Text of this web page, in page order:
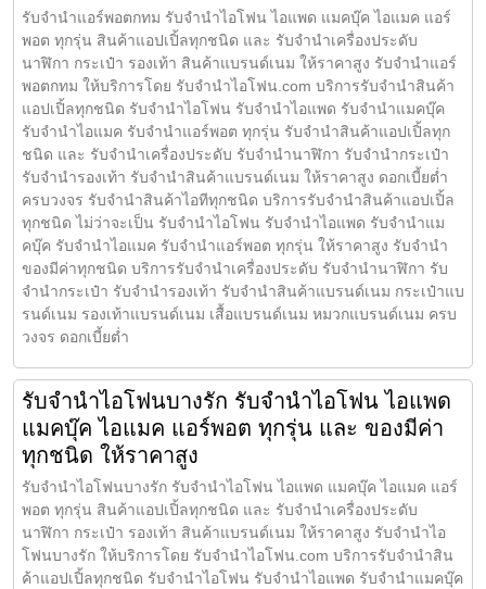
รับจำนำแอร์พอตกทม รับจำนำไอโฟน ไอแพด แมคบุ๊ค ไอแมค แอร์
พอต ทุกรุ่น สินค้าแอปเปิ้ลทุกชนิด และ รับจำนำเครื่องประดับ
นาฬิกา กระเป๋า รองเท้า สินค้าแบรนด์เนม ให้ราคาสูง รับจำนำแอร์
พอตกทม ให้บริการโดย รับจํานําไอโฟน.com บริการรับจำนำสินค้า
แอปเปิ้ลทุกชนิด รับจำนำไอโฟน รับจำนำไอแพด รับจำนำแมคบุ๊ค
รับจำนำไอแมค รับจำนำแอร์พอต ทุกรุ่น รับจำนำสินค้าแอปเปิ้ลทุก
ชนิด และ รับจำนำเครื่องประดับ รับจำนำนาฬิกา รับจำนำกระเป๋า
รับจำนำรองเท้า รับจำนำสินค้าแบรนด์เนม ให้ราคาสูง ดอกเบี้ยต่ำ
ครบวงจร รับจำนำสินค้าไอทีทุกชนิด บริการรับจำนำสินค้าแอปเปิ้ล
ทุกชนิด ไม่ว่าจะเป็น รับจำนำไอโฟน รับจำนำไอแพด รับจำนำแม
คบุ๊ค รับจำนำไอแมค รับจำนำแอร์พอต ทุกรุ่น ให้ราคาสูง รับจำนำ
ของมีค่าทุกชนิด บริการรับจำนำเครื่องประดับ รับจำนำนาฬิกา รับ
จำนำกระเป๋า รับจำนำรองเท้า รับจำนำสินค้าแบรนด์เนม กระเป๋าแบ
รนด์เนม รองเท้าแบรนด์เนม เสื้อแบรนด์เนม หมวกแบรนด์เนม ครบ
วงจร ดอกเบี้ยต่ำ
รับจำนำไอโฟนบางรัก รับจำนำไอโฟน ไอแพด
แมคบุ๊ค ไอแมค แอร์พอต ทุกรุ่น และ ของมีค่า
ทุกชนิด ให้ราคาสูง
รับจำนำไอโฟนบางรัก รับจำนำไอโฟน ไอแพด แมคบุ๊ค ไอแมค แอร์
พอต ทุกรุ่น สินค้าแอปเปิ้ลทุกชนิด และ รับจำนำเครื่องประดับ
นาฬิกา กระเป๋า รองเท้า สินค้าแบรนด์เนม ให้ราคาสูง รับจำนำไอ
โฟนบางรัก ให้บริการโดย รับจํานําไอโฟน.com บริการรับจำนำสิน
ค้าแอปเปิ้ลทุกชนิด รับจำนำไอโฟน รับจำนำไอแพด รับจำนำแมคบุ๊ค